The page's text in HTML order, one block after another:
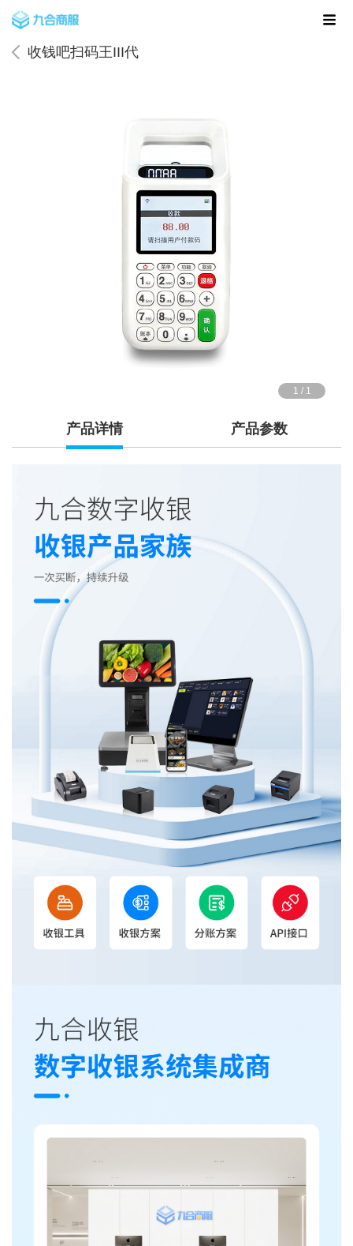
收钱吧扫码王III代
1 / 1
产品详情 产品参数